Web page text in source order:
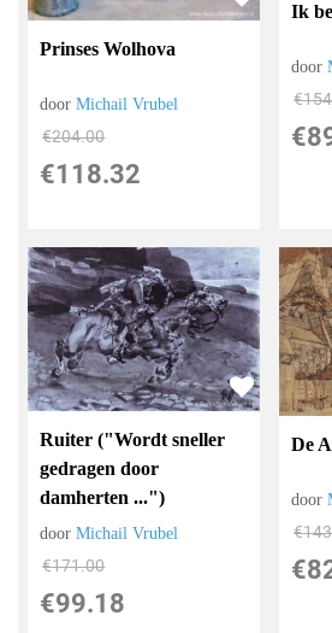
Prinses Wolhova
doorMichail Vrubel
€204.00
€118.32
Ik
door
€
€
Ruiter ("Wordt sneller
gedragen door
damherten ...")
doorMichail Vrubel
€171.00
€99.18
De
door
€
€